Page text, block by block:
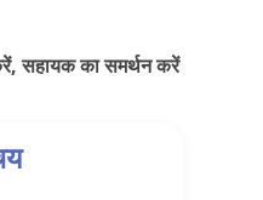
सहायक का समर्थन करें